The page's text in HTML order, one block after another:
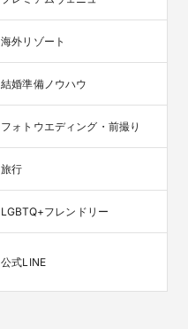
海外リゾート
結婚準備ノウハウ
フォトウエディング・前撮り
旅行
LGBTQ+フレンドリー
公式LINE